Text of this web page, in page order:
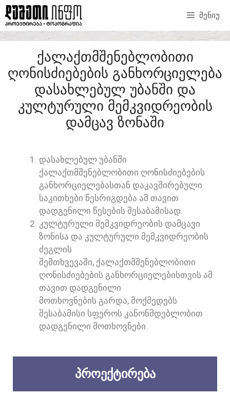
ᲛᲔᲜᲘᲣ
ᲥᲐᲚᲐᲥᲗᲛᲨᲔᲜᲔᲑᲚᲝᲑᲘᲗᲘ
ᲦᲝᲜᲘᲡᲫᲘᲔᲑᲔᲑᲘᲡ ᲒᲐᲜᲮᲝᲠᲪᲘᲔᲚᲔᲑᲐ
ᲓᲐᲡᲐᲮᲚᲔᲑᲣᲚ ᲣᲑᲐᲜᲨᲘ ᲓᲐ
ᲙᲣᲚᲢᲣᲠᲣᲚᲘ ᲛᲔᲛᲙᲕᲘᲓᲠᲔᲝᲑᲘᲡ
ᲓᲐᲛᲪᲐᲕ ᲖᲝᲜᲐᲨᲘ
ᲓᲐᲡᲐᲮᲚᲔᲑᲣᲚ ᲣᲑᲐᲜᲨᲘ
ᲥᲐᲚᲐᲥᲗᲛᲨᲔᲜᲔᲑᲚᲝᲑᲘᲗᲘ ᲦᲝᲜᲘᲡᲫᲘᲔᲑᲔᲑᲘᲡ
ᲒᲐᲜᲮᲝᲠᲪᲘᲔᲚᲔᲑᲐᲡᲗᲐᲜ ᲓᲐᲙᲐᲕᲨᲘᲠᲔᲑᲣᲚᲘ
ᲡᲐᲙᲘᲗᲮᲔᲑᲘ ᲬᲔᲡᲠᲘᲒᲓᲔᲑᲐ ᲐᲛ ᲗᲐᲕᲘᲗ
ᲓᲐᲓᲒᲔᲜᲘᲚᲘ ᲬᲔᲡᲔᲑᲘᲡ ᲨᲔᲡᲐᲑᲐᲛᲘᲡᲐᲓ.
ᲙᲣᲚᲢᲣᲠᲣᲚᲘ ᲛᲔᲛᲙᲕᲘᲓᲠᲔᲝᲑᲘᲡ ᲓᲐᲛᲪᲐᲕᲘ
ᲖᲝᲜᲘᲡᲐ ᲓᲐ ᲙᲣᲚᲢᲣᲠᲣᲚᲘ ᲛᲔᲛᲙᲕᲘᲓᲠᲔᲝᲑᲘᲡ
ᲫᲔᲒᲚᲘᲡ
ᲨᲔᲛᲗᲮᲕᲔᲕᲐᲨᲘ, ᲥᲐᲚᲐᲥᲗᲛᲨᲔᲜᲔᲑᲚᲝᲑᲘᲗᲘ
ᲦᲝᲜᲘᲡᲫᲘᲔᲑᲔᲑᲘᲡ ᲒᲐᲜᲮᲝᲠᲪᲘᲔᲚᲔᲑᲘᲡᲗᲕᲘᲡ ᲐᲛ
ᲗᲐᲕᲘᲗ ᲓᲐᲓᲒᲔᲜᲘᲚᲘ
ᲛᲝᲗᲮᲝᲕᲜᲔᲑᲘᲡ ᲒᲐᲠᲓᲐ, ᲛᲝᲥᲛᲔᲓᲔᲑᲡ
ᲨᲔᲡᲐᲑᲐᲛᲘᲡᲘ ᲡᲤᲔᲠᲝᲡ ᲙᲐᲜᲝᲜᲛᲓᲔᲑᲚᲝᲑᲘᲗ
ᲓᲐᲓᲒᲔᲜᲘᲚᲘ ᲛᲝᲗᲮᲝᲕᲜᲔᲑᲘ.
ᲞᲠᲝᲔᲥᲢᲘᲠᲔᲑᲐ